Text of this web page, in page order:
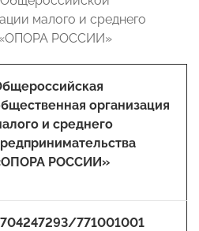
малого и среднего
РОССИИ»
организация
и среднего
РОССИИ»
771001001